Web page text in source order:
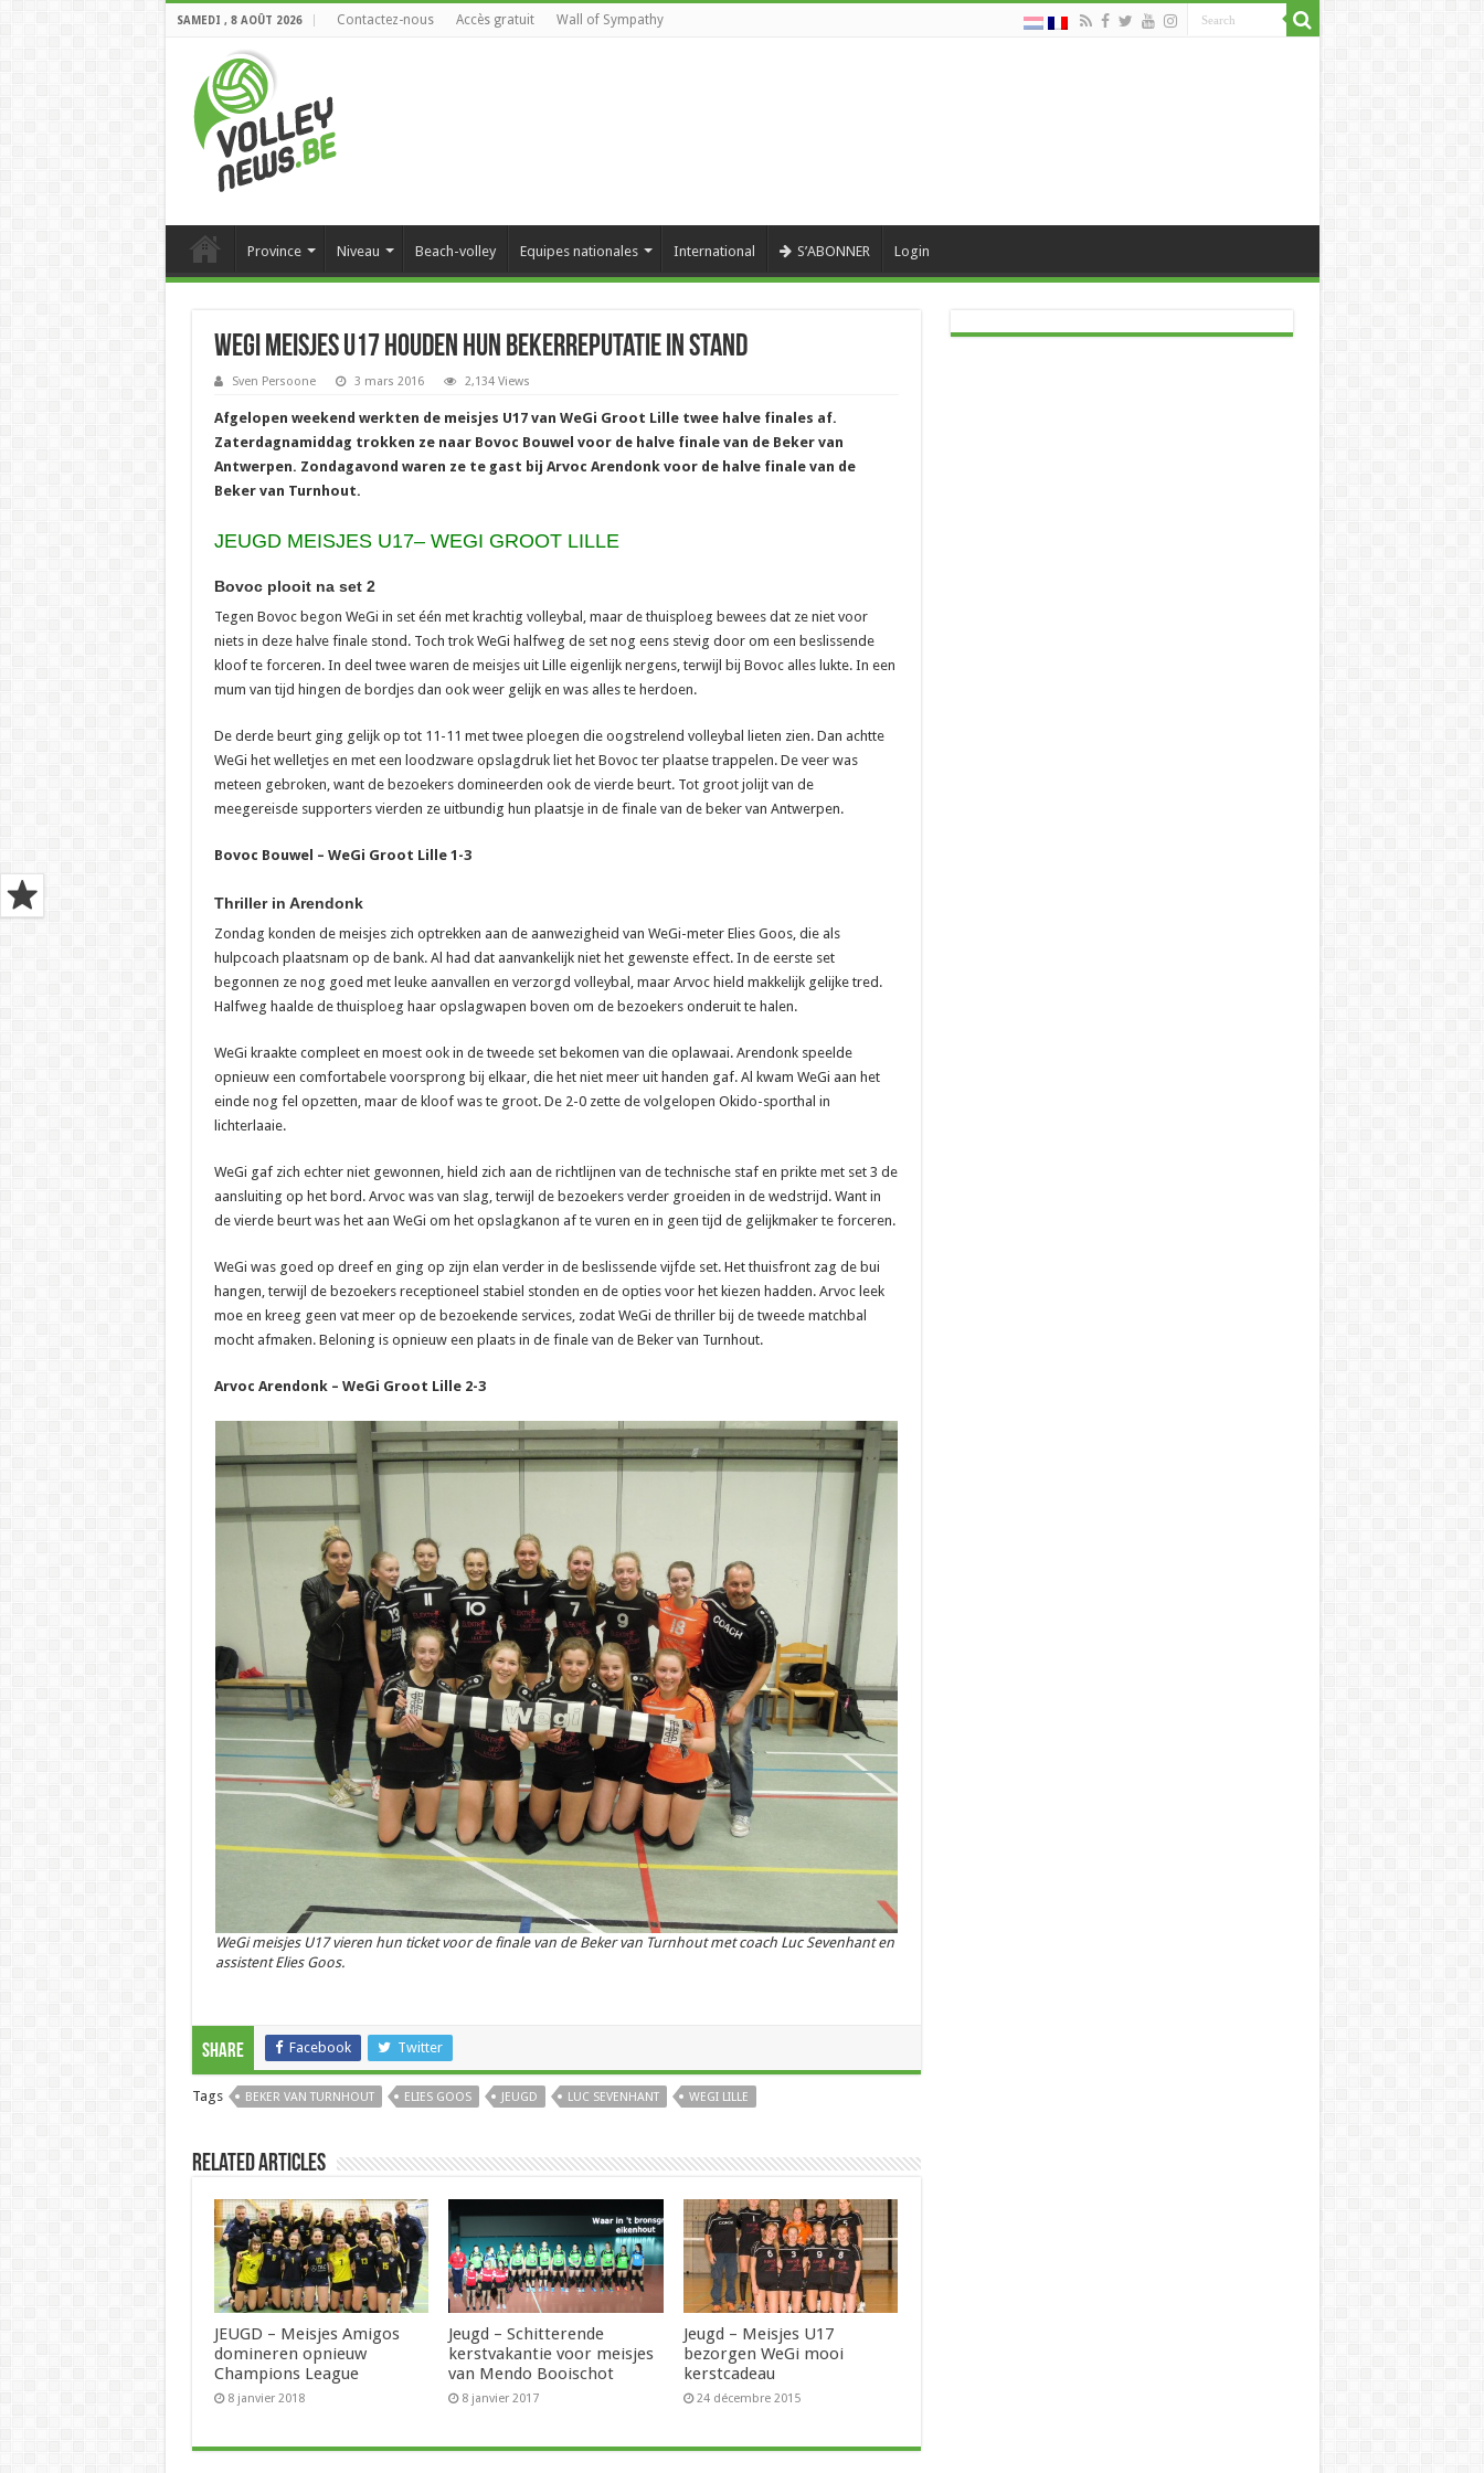
SAMEDI , 8 AOÛT 2026 Contactez-nous Accès gratuit Wall of Sympathy
Province Niveau Beach-volley Equipes nationales International S’ABONNER Login
WeGi meisjes U17 houden hun bekerreputatie in stand
Sven Persoone 3 mars 2016 2,134 Views
Afgelopen weekend werkten de meisjes U17 van WeGi Groot Lille twee halve finales af.
Zaterdagnamiddag trokken ze naar Bovoc Bouwel voor de halve finale van de Beker van
Antwerpen. Zondagavond waren ze te gast bij Arvoc Arendonk voor de halve finale van de
Beker van Turnhout.
JEUGD MEISJES U17– WEGI GROOT LILLE
Bovoc plooit na set 2
Tegen Bovoc begon WeGi in set één met krachtig volleybal, maar de thuisploeg bewees dat ze niet voor
niets in deze halve finale stond. Toch trok WeGi halfweg de set nog eens stevig door om een beslissende
kloof te forceren. In deel twee waren de meisjes uit Lille eigenlijk nergens, terwijl bij Bovoc alles lukte. In een
mum van tijd hingen de bordjes dan ook weer gelijk en was alles te herdoen.
De derde beurt ging gelijk op tot 11-11 met twee ploegen die oogstrelend volleybal lieten zien. Dan achtte
WeGi het welletjes en met een loodzware opslagdruk liet het Bovoc ter plaatse trappelen. De veer was
meteen gebroken, want de bezoekers domineerden ook de vierde beurt. Tot groot jolijt van de
meegereisde supporters vierden ze uitbundig hun plaatsje in de finale van de beker van Antwerpen.
Bovoc Bouwel – WeGi Groot Lille 1-3
Thriller in Arendonk
Zondag konden de meisjes zich optrekken aan de aanwezigheid van WeGi-meter Elies Goos, die als
hulpcoach plaatsnam op de bank. Al had dat aanvankelijk niet het gewenste effect. In de eerste set
begonnen ze nog goed met leuke aanvallen en verzorgd volleybal, maar Arvoc hield makkelijk gelijke tred.
Halfweg haalde de thuisploeg haar opslagwapen boven om de bezoekers onderuit te halen.
WeGi kraakte compleet en moest ook in de tweede set bekomen van die oplawaai. Arendonk speelde
opnieuw een comfortabele voorsprong bij elkaar, die het niet meer uit handen gaf. Al kwam WeGi aan het
einde nog fel opzetten, maar de kloof was te groot. De 2-0 zette de volgelopen Okido-sporthal in
lichterlaaie.
WeGi gaf zich echter niet gewonnen, hield zich aan de richtlijnen van de technische staf en prikte met set 3 de
aansluiting op het bord. Arvoc was van slag, terwijl de bezoekers verder groeiden in de wedstrijd. Want in
de vierde beurt was het aan WeGi om het opslagkanon af te vuren en in geen tijd de gelijkmaker te forceren.
WeGi was goed op dreef en ging op zijn elan verder in de beslissende vijfde set. Het thuisfront zag de bui
hangen, terwijl de bezoekers receptioneel stabiel stonden en de opties voor het kiezen hadden. Arvoc leek
moe en kreeg geen vat meer op de bezoekende services, zodat WeGi de thriller bij de tweede matchbal
mocht afmaken. Beloning is opnieuw een plaats in de finale van de Beker van Turnhout.
Arvoc Arendonk – WeGi Groot Lille 2-3
WeGi meisjes U17 vieren hun ticket voor de finale van de Beker van Turnhout met coach Luc Sevenhant en
assistent Elies Goos.
Share Facebook Twitter
Tags BEKER VAN TURNHOUT ELIES GOOS JEUGD LUC SEVENHANT WEGI LILLE
Related Articles
JEUGD – Meisjes Amigos
domineren opnieuw
Champions League
8 janvier 2018
Jeugd – Schitterende
kerstvakantie voor meisjes
van Mendo Booischot
8 janvier 2017
Jeugd – Meisjes U17
bezorgen WeGi mooi
kerstcadeau
24 décembre 2015